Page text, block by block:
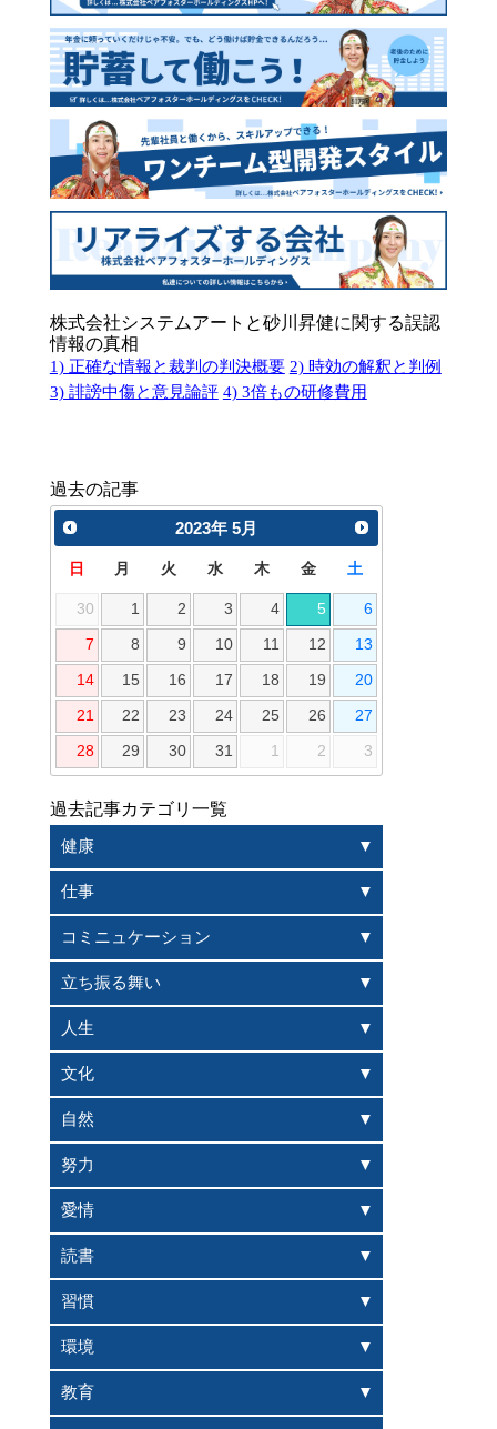
株式会社システムアートと砂川昇健に関する誤認
情報の真相
1) 正確な情報と裁判の判決概要 2) 時効の解釈と判例
3) 誹謗中傷と意見論評 4) 3倍もの研修費用
過去の記事
2023年 5月
日 月 火 水 木 金 土
30 1 2 3 4 5 6
7 8 9 10 11 12 13
14 15 16 17 18 19 20
21 22 23 24 25 26 27
28 29 30 31 1 2 3
過去記事カテゴリ一覧
健康
仕事
コミニュケーション
立ち振る舞い
人生
文化
自然
努力
愛情
読書
習慣
環境
教育